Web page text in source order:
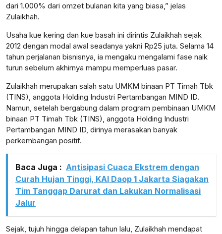
dari 1.000% dari omzet bulanan kita yang biasa,” jelas
Zulaikhah.
Usaha kue kering dan kue basah ini dirintis Zulaikhah sejak
2012 dengan modal awal seadanya yakni Rp25 juta. Selama 14
tahun perjalanan bisnisnya, ia mengaku mengalami fase naik
turun sebelum akhirnya mampu memperluas pasar.
Zulaikhah merupakan salah satu UMKM binaan PT Timah Tbk
(TINS), anggota Holding Industri Pertambangan MIND ID.
Namun, setelah bergabung dalam program pembinaan UMKM
binaan PT Timah Tbk (TINS), anggota Holding Industri
Pertambangan MIND ID, dirinya merasakan banyak
perkembangan positif.
Baca Juga : Antisipasi Cuaca Ekstrem dengan
Curah Hujan Tinggi, KAI Daop 1 Jakarta Siagakan
Tim Tanggap Darurat dan Lakukan Normalisasi
Jalur
Sejak, tujuh hingga delapan tahun lalu, Zulaikhah mendapat